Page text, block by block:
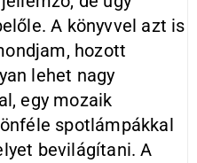
A könyvvel azt is
hozott
lehet nagy
egy mozaik
spotlámpákkal
bevilágítani. A